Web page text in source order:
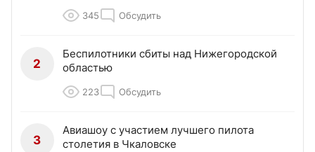
345 Обсудить
2
Беспилотники сбиты над Нижегородской
областью
223 Обсудить
3
Авиашоу с участием лучшего пилота
столетия в Чкаловске